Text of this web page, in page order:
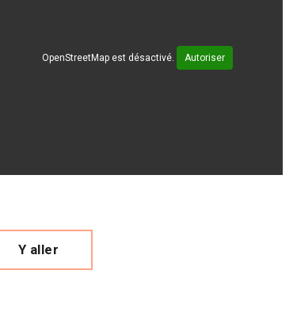
OpenStreetMap est désactivé. Autoriser
Y aller